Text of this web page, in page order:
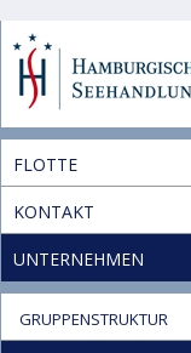
FLOTTE
KONTAKT
UNTERNEHMEN
GRUPPENSTRUKTUR